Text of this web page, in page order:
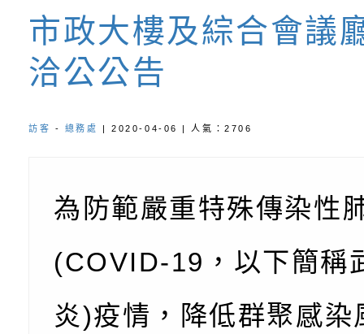
明會」
之光身心障礙繪畫徵
展」活動
視覺障礙學生儀表及
學研習」實施計畫(
「區域職業試探與體
心」、「自造教育及
中心」及「國中小職
習營」等師生，參訪
轉知本市辦理「115
者保齡球賽」
檢送桃園市政府LED
字稿及LCD託播影（
轉知衛生福利部社會
產期高風險孕產婦（
關懷計畫」說明1份
家長協會(以下稱該
「115年度『視界同
庭支持與分享系列講
檢送桃園市政府家庭
「小桃家3月課程資
檢送本府新聞處115
安全宣導標語播放表
檢送行政院新聞傳播
市政大樓及綜合會議
洽公公告
訪客 - 總務處 | 2020-04-06 | 人氣：2706
為防範嚴重特殊傳染性
(COVID-19，以下簡稱
炎)疫情，降低群聚感染